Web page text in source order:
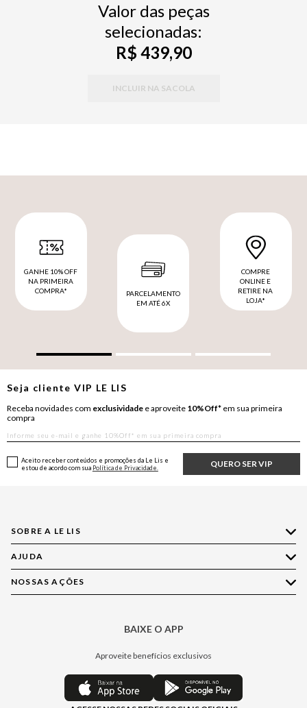
Valor das peças
selecionadas:
R$ 439,90
INCLUIR NA SACOLA
GANHE 10% OFF
NA PRIMEIRA
COMPRA*
PARCELAMENTO
EM ATÉ 6X
COMPRE
ONLINE E
RETIRE NA
LOJA*
Seja clienteVIP LE LIS
Receba novidades com exclusividade e aproveite 10%Off* em sua primeira
compra
QUERO SER VIP
Aceito receber conteúdos e promoções da Le Lis e
estou de acordo com sua Política de Privacidade.
SOBRE A LE LIS
Quem Somos
Nossas Lojas
Política de Privacidade
Central de Preferências
AJUDA
Compre pelo WhatsApp
Central de Relacionamento
Regulamentos
NOSSAS AÇÕES
BAIXE O APP
Aproveite benefícios exclusivos